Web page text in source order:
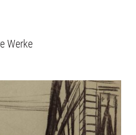
Werke